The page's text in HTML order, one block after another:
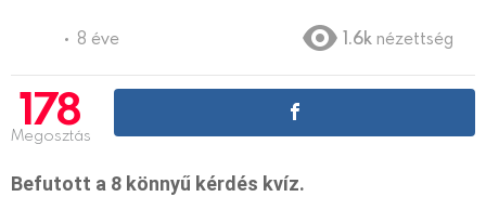
8 éve 1.6k nézettség
178
Megosztás
Befutott a 8 könnyű kérdés kvíz.